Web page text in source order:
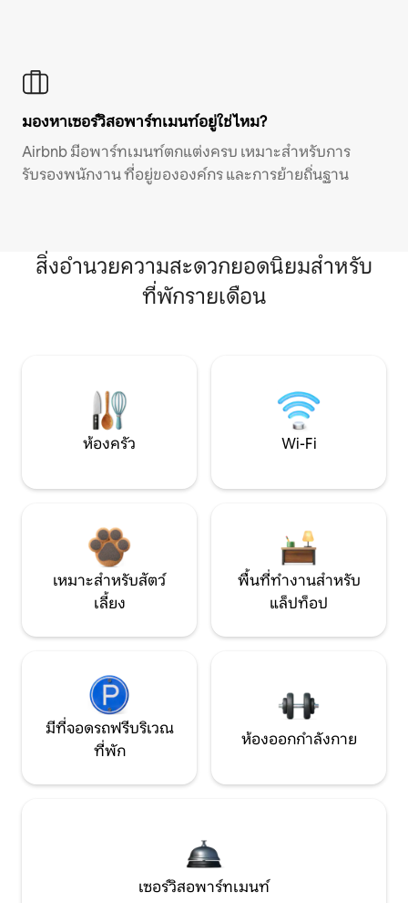
มองหาเซอร์วิสอพาร์ทเมนท์อยู่ใช่ไหม?
Airbnb มีอพาร์ทเมนท์ตกแต่งครบ เหมาะสำหรับการ
รับรองพนักงาน ที่อยู่ขององค์กร และการย้ายถิ่นฐาน
สิ่งอำนวยความสะดวกยอดนิยมสำหรับ
ที่พักรายเดือน
ห้องครัว Wi-Fi
เหมาะสำหรับสัตว์
เลี้ยง
พื้นที่ทำงานสำหรับ
แล็ปท็อป
มีที่จอดรถฟรีบริเวณ
ที่พัก
ห้องออกกำลังกาย
เซอร์วิสอพาร์ทเมนท์